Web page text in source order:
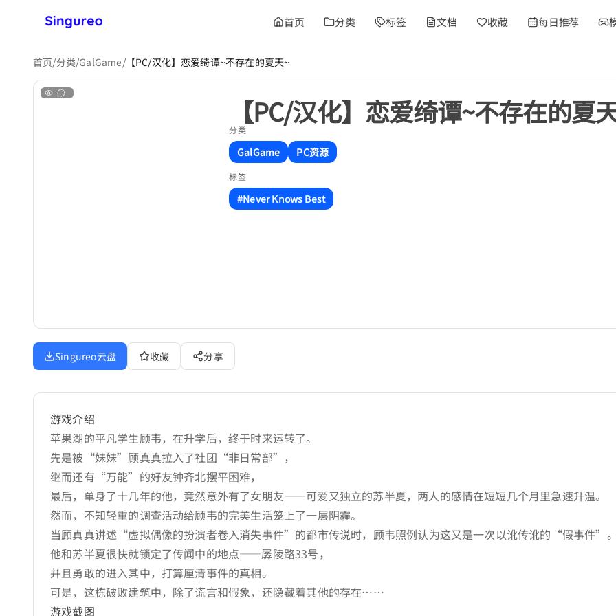
首页 分类 标签 文档 收藏 每日推荐
首页/分类/GalGame/【PC/汉化】恋爱绮谭~不存在的夏天~
【PC/汉化】恋爱绮谭~不存在的夏
分类
GalGame PC资源
标签
#Never Knows Best
Singureo云盘 收藏 分享
游戏介绍
苹果湖的平凡学生顾韦，在升学后，终于时来运转了。
先是被“妹妹”顾真真拉入了社团“非日常部”，
继而还有“万能”的好友钟齐北摆平困难，
最后，单身了十几年的他，竟然意外有了女朋友——可爱又独立的苏半夏，两人的感情在短短几个月里急速升温。
然而，不知轻重的调查活动给顾韦的完美生活笼上了一层阴霾。
当顾真真讲述“虚拟偶像的扮演者卷入消失事件”的都市传说时，顾韦照例认为这又是一次以讹传讹的“假事件”
他和苏半夏很快就锁定了传闻中的地点——孱陵路33号，
并且勇敢的进入其中，打算厘清事件的真相。
可是，这栋破败建筑中，除了谎言和假象，还隐藏着其他的存在……
游戏截图